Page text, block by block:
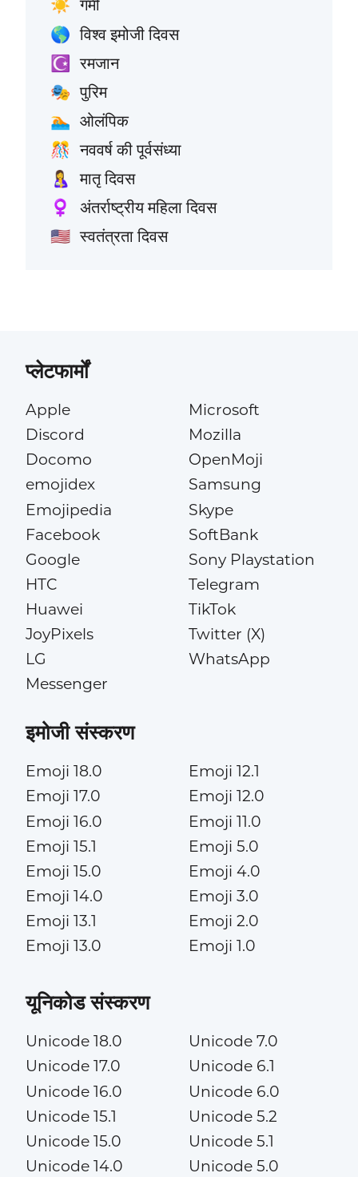
☀️ गर्मी
🌎 विश्व इमोजी दिवस
☪️ रमजान
🎭 पुरिम
🏊 ओलंपिक
🎊 नववर्ष की पूर्वसंध्या
🤱 मातृ दिवस
♀️ अंतर्राष्ट्रीय महिला दिवस
🇺🇸 स्वतंत्रता दिवस
प्लेटफार्मों
Apple
Discord
Docomo
emojidex
Emojipedia
Facebook
Google
HTC
Huawei
JoyPixels
LG
Messenger
Microsoft
Mozilla
OpenMoji
Samsung
Skype
SoftBank
Sony Playstation
Telegram
TikTok
Twitter (X)
WhatsApp
इमोजी संस्करण
Emoji 18.0
Emoji 17.0
Emoji 16.0
Emoji 15.1
Emoji 15.0
Emoji 14.0
Emoji 13.1
Emoji 13.0
Emoji 12.1
Emoji 12.0
Emoji 11.0
Emoji 5.0
Emoji 4.0
Emoji 3.0
Emoji 2.0
Emoji 1.0
यूनिकोड संस्करण
Unicode 18.0
Unicode 17.0
Unicode 16.0
Unicode 15.1
Unicode 15.0
Unicode 14.0
Unicode 7.0
Unicode 6.1
Unicode 6.0
Unicode 5.2
Unicode 5.1
Unicode 5.0